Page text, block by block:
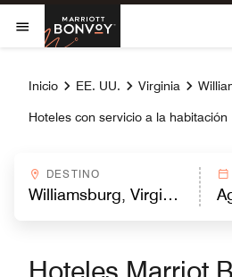
Skip to Content
Abrir el menú
Marriott
Inicio EE. UU. Virginia
Hoteles con servicio a la habitación
DESTINO